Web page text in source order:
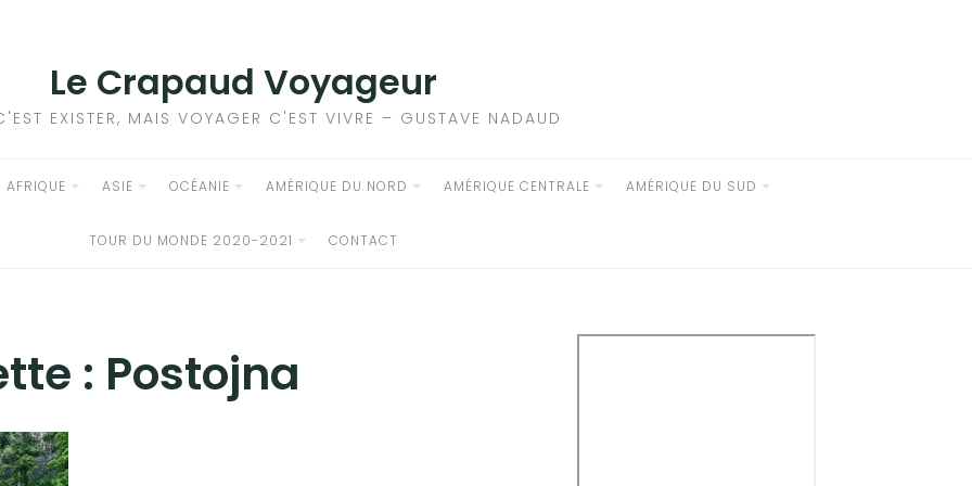
Le Crapaud Voyageur
EXISTER, MAIS VOYAGER C'EST VIVRE – GUSTAVE NADAUD
AFRIQUE ASIE OCÉANIE AMÉRIQUE DU NORD AMÉRIQUE CENTRALE AMÉRIQUE DU SUD
TOUR DU MONDE 2020-2021 CONTACT
: Postojna